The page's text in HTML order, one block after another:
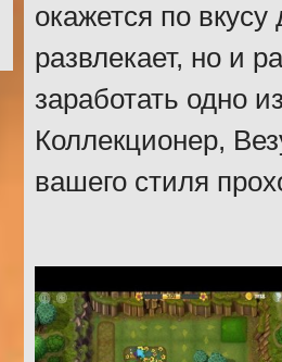
окажется по
развлекает, но и
заработать одно
Коллекционер,
вашего стиля